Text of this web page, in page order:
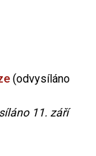
(odvysíláno
11. září